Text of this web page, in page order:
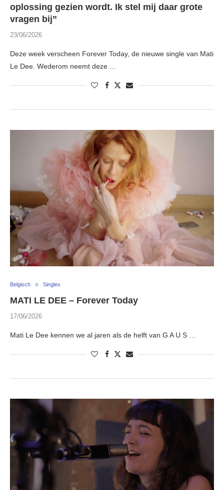
oplossing gezien wordt. Ik stel mij daar grote
vragen bij”
23/06/2026
Deze week verscheen Forever Today, de nieuwe single van Mati
Le Dee. Wederom neemt deze …
Belgisch Singles
MATI LE DEE – Forever Today
17/06/2026
Mati Le Dee kennen we al jaren als de helft van G A U S …